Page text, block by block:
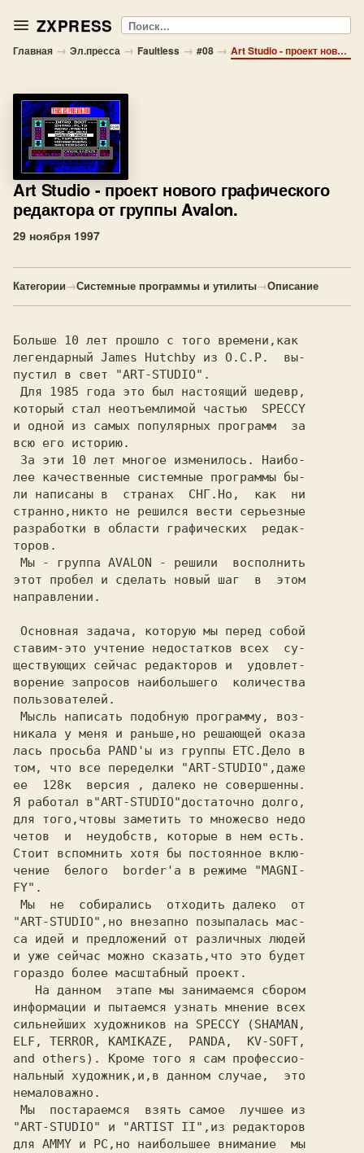
ZXPRESS Поиск
Главная → Эл.пресса → Faultless → #08 → Art Studio - проект нового графического редактора от группы Avalon.
Art Studio- проект нового графического
редактора от группы Avalon.
29 ноября 1997
Категории→Системные программы и утилиты→Описание
Больше 10 лет прошло с того врeмени,как
легендарный James Hutchby из O.C.P.  вы-
пустил в свет "ART-STUDIO".
который стал неотъемлимой частью  SPECCY
и одной из самых популярных программ  за
всю его историю.
лее качественные системные программы бы-
ли написаны в  странах  СНГ.Но,  как  ни
странно,никто не решился вести серьезные
разработки в области графических  редак-
торов.
этот пробел и сделать новый шаг  в  этом
направлении.
ставим-это учтение недостатков всех  су-
ществующих сейчас редакторов и  удовлет-
ворение запросов наибольшего  количества
пользователей.
никала у меня и раньше,но решающей оказа
лась просьба PAND'ы из группы ETC.Дело в
том, что все переделки "ART-STUDIO",даже
ее  128к  версия , далеко не совершенны.
Я работал в"ART-STUDIO"достаточно долго,
для того,чтовы заметить то множесво недо
четов  и  неудобств, которые в нем есть.
Стоит вспомнить хотя бы постоянное вклю-
чение  белого  border'а в режиме "MAGNI-
FY".
"ART-STUDIO",но внезапно позыпалась мас-
са идей и предложений от различных людей
и уже сейчас можно сказать,что это будет
гораздо более масштабный проект.
информации и пытаемся узнать мнение всех
сильнейших художников на SPECCY (SHAMAN,
ELF, TERROR, KAMIKAZE,  PANDA,  KV-SOFT,
and others). Кроме того я сам профессио-
нальный художник,и,в данном случае,  это
немаловажно.
"ART-STUDIO" и "ARTIST II",из редакторов
для AMMY и PC,но наибольшее внимание  мы